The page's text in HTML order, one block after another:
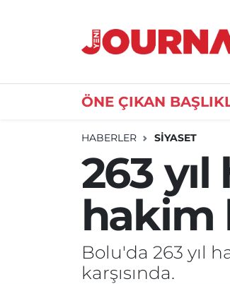
ÖNE ÇIKAN
HABERLER SİYASET
263
hakim
Bolu'da 263 yıl
karşısında.
GÜNDEM
DÜNYA
EĞİTİM
ÖZEL HABER
Nöbetçi Eczaneler
Süper Lig Puan Durumu ve
Tüm Manşetler
Son Dakika Haberleri
Haber Arşivi